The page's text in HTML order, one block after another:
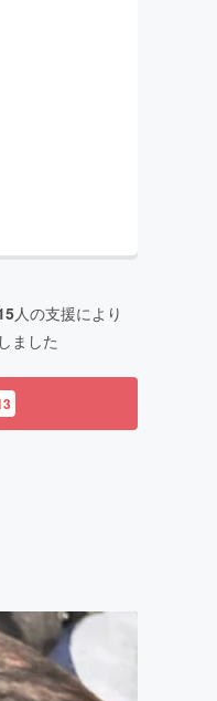
人の支援により
ました